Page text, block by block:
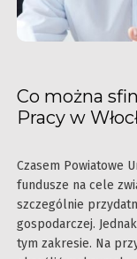
Co można
Pracy w
Czasem Powiatowe
fundusze na cele
szczególnie
gospodarczej.
tym zakresie. Na